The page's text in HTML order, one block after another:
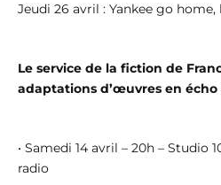
Jeudi 26 avril : Yankee go
Le service de la fiction de
adaptations d’œuvres en écho
• Samedi 14 avril – 20h – Studio
radio